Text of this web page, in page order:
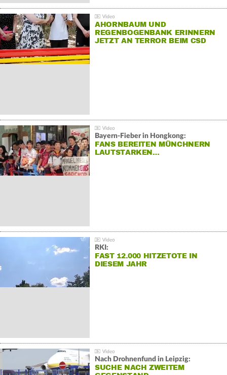
AHORNBAUM UND
REGENBOGENBANK ERINNERN
JETZT AN TERROR BEIM CSD
Bayern-Fieber in Hongkong:
FANS BEREITEN MÜNCHNERN
LAUTSTARKEN…
RKI:
FAST 12.000 HITZETOTE IN
DIESEM JAHR
Nach Drohnenfund in Leipzig:
SUCHE NACH ZWEITEM